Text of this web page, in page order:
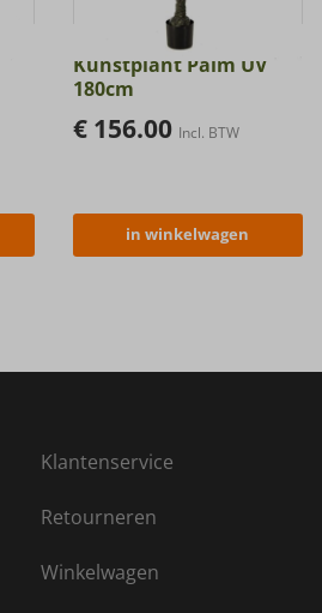
Kunstplant Palm UV
180cm
€156.00 Incl. BTW
in winkelwagen
Klantenservice
Retourneren
Winkelwagen